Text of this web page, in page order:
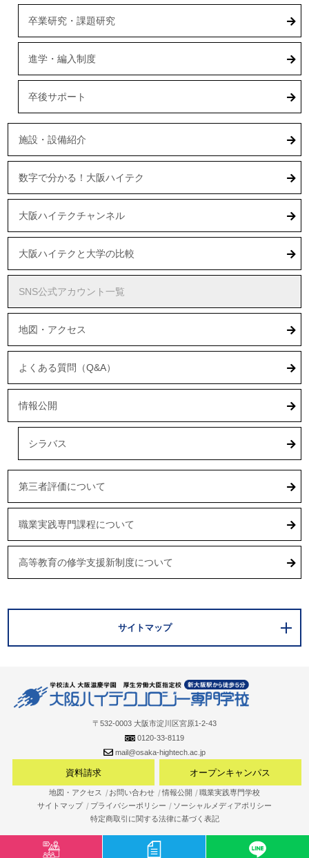
卒業研究・課題研究
進学・編入制度
卒後サポート
施設・設備紹介
数字で分かる！大阪ハイテク
大阪ハイテクチャンネル
大阪ハイテクと大学の比較
SNS公式アカウント一覧
地図・アクセス
よくある質問（Q&A）
情報公開
シラバス
第三者評価について
職業実践専門課程について
高等教育の修学支援新制度について
サイトマップ
〒532-0003 大阪市淀川区宮原1-2-43
0120-33-8119
mail@osaka-hightech.ac.jp
資料請求 オープンキャンパス
地図・アクセス お問い合わせ 情報公開
職業実践専門学校
サイトマップ
プライバシーポリシー
ソーシャルメディアポリシー
特定商取引に関する法律に基づく表記